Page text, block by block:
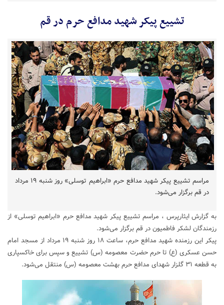
تشییع پیکر شهید مدافع حرم در قم
مراسم تشییع پیکر شهید مدافع حرم «ابراهیم توسلی» روز شنبه ۱۹ مرداد
در قم برگزار می‌شود.
به گزارش ایثارپرس ، مراسم تشییع پیکر شهید مدافع حرم «ابراهیم توسلی» از
رزمندگان لشکر فاطمیون در قم برگزار می‌شود.
پیکر این رزمنده شهید مدافع حرم، ساعت ۱۸ روز شنبه ۱۹ مرداد از مسجد امام
حسن عسکری (ع) تا حرم حضرت معصومه (س) تشییع و سپس برای خاکسپاری
به قطعه ۳۱ گلزار شهدای مدافع حرم بهشت معصومه (س) منتقل می‌شود.